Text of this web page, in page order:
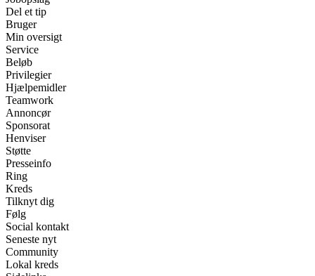
Del et tip
Bruger
Min oversigt
Service
Beløb
Privilegier
Hjælpemidler
Teamwork
Annoncør
Sponsorat
Henviser
Støtte
Presseinfo
Ring
Kreds
Tilknyt dig
Følg
Social kontakt
Seneste nyt
Community
Lokal kreds